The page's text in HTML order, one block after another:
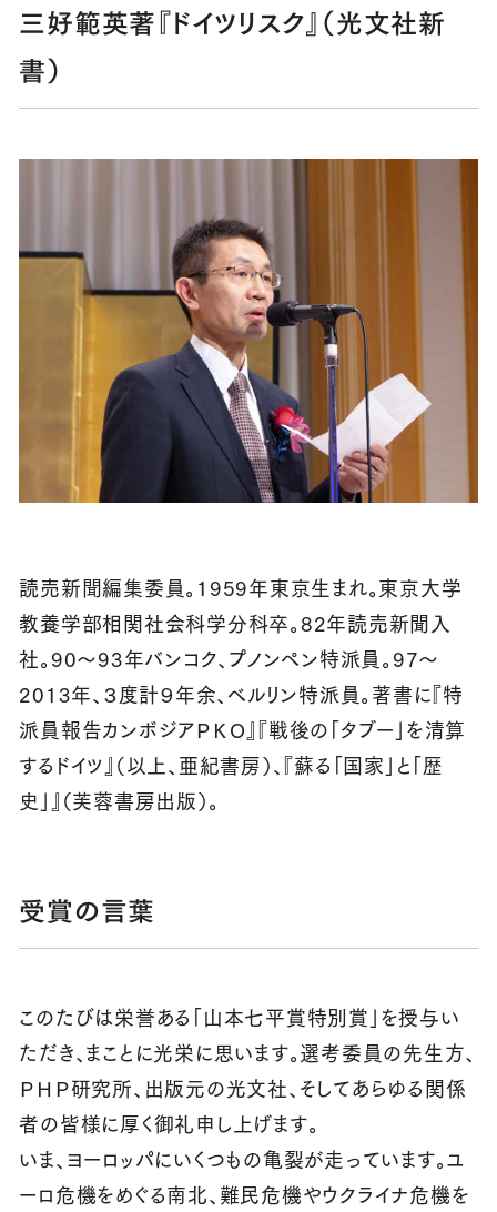
三好範英著『ドイツリスク』（光文社新
書）
読売新聞編集委員。1959年東京生まれ。東京大学
教養学部相関社会科学分科卒。82年読売新聞入
社。90～93年バンコク、プノンペン特派員。97～
2013年、３度計９年余、ベルリン特派員。著書に『特
派員報告カンボジアＰＫＯ』『戦後の「タブー」を清算
するドイツ』（以上、亜紀書房）、『蘇る「国家」と「歴
史」』（芙蓉書房出版）。
受賞の言葉
このたびは栄誉ある「山本七平賞特別賞」を授与い
ただき、まことに光栄に思います。選考委員の先生方、
ＰＨＰ研究所、出版元の光文社、そしてあらゆる関係
者の皆様に厚く御礼申し上げます。
いま、ヨーロッパにいくつもの亀裂が走っています。ユ
ーロ危機をめぐる南北、難民危機やウクライナ危機を